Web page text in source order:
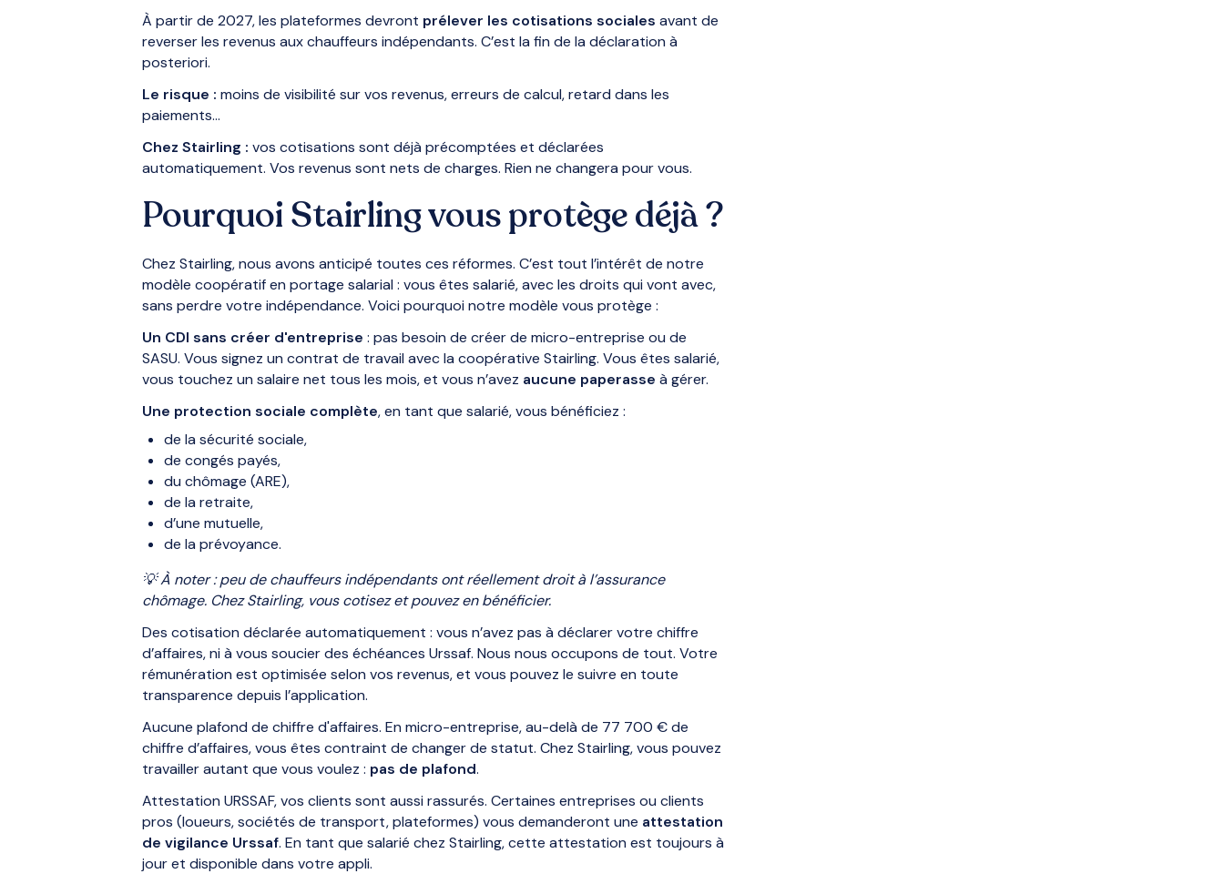
À partir de 2027, les plateformes devront prélever les cotisations sociales avant de
reverser les revenus aux chauffeurs indépendants. C’est la fin de la déclaration à
posteriori.
Le risque : moins de visibilité sur vos revenus, erreurs de calcul, retard dans les
paiements…
Chez Stairling : vos cotisations sont déjà précomptées et déclarées
automatiquement. Vos revenus sont nets de charges. Rien ne changera pour vous.
Pourquoi Stairling vous protège déjà ?
Chez Stairling, nous avons anticipé toutes ces réformes. C’est tout l’intérêt de notre
modèle coopératif en portage salarial : vous êtes salarié, avec les droits qui vont avec,
sans perdre votre indépendance. Voici pourquoi notre modèle vous protège :
Un CDI sans créer d'entreprise : pas besoin de créer de micro-entreprise ou de
SASU. Vous signez un contrat de travail avec la coopérative Stairling. Vous êtes salarié,
vous touchez un salaire net tous les mois, et vous n’avez aucune paperasse à gérer.
Une protection sociale complète, en tant que salarié, vous bénéficiez :
de la sécurité sociale,
de congés payés,
du chômage (ARE),
de la retraite,
d’une mutuelle,
de la prévoyance.
💡 À noter : peu de chauffeurs indépendants ont réellement droit à l’assurance
chômage. Chez Stairling, vous cotisez et pouvez en bénéficier.
Des cotisation déclarée automatiquement : vous n’avez pas à déclarer votre chiffre
d’affaires, ni à vous soucier des échéances Urssaf. Nous nous occupons de tout. Votre
rémunération est optimisée selon vos revenus, et vous pouvez le suivre en toute
transparence depuis l’application.
Aucune plafond de chiffre d'affaires. En micro-entreprise, au-delà de 77 700 € de
chiffre d’affaires, vous êtes contraint de changer de statut. Chez Stairling, vous pouvez
travailler autant que vous voulez : pas de plafond.
Attestation URSSAF, vos clients sont aussi rassurés. Certaines entreprises ou clients
pros (loueurs, sociétés de transport, plateformes) vous demanderont une attestation
de vigilance Urssaf. En tant que salarié chez Stairling, cette attestation est toujours à
jour et disponible dans votre appli.